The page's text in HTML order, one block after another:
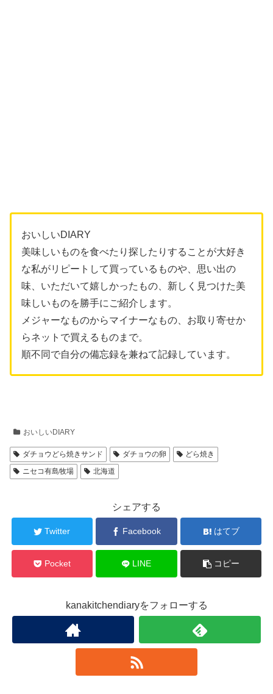
おいしいDIARY
美味しいものを食べたり探したりすることが大好き
な私がリピートして買っているものや、思い出の
味、いただいて嬉しかったもの、新しく見つけた美
味しいものを勝手にご紹介します。
メジャーなものからマイナーなもの、お取り寄せか
らネットで買えるものまで。
順不同で自分の備忘録を兼ねて記録しています。
おいしいDIARY
ダチョウどら焼きサンド ダチョウの卵
どら焼き
ニセコ有島牧場
北海道
シェアする
Twitter Facebook はてブ
Pocket LINE コピー
kanakitchendiaryをフォローする